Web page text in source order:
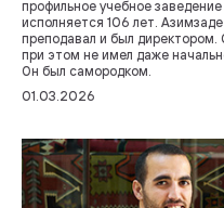
профильное учебное
исполняется 106 лет.
преподавал и был
при этом не имел даже
Он был самородком.
01.03.2026